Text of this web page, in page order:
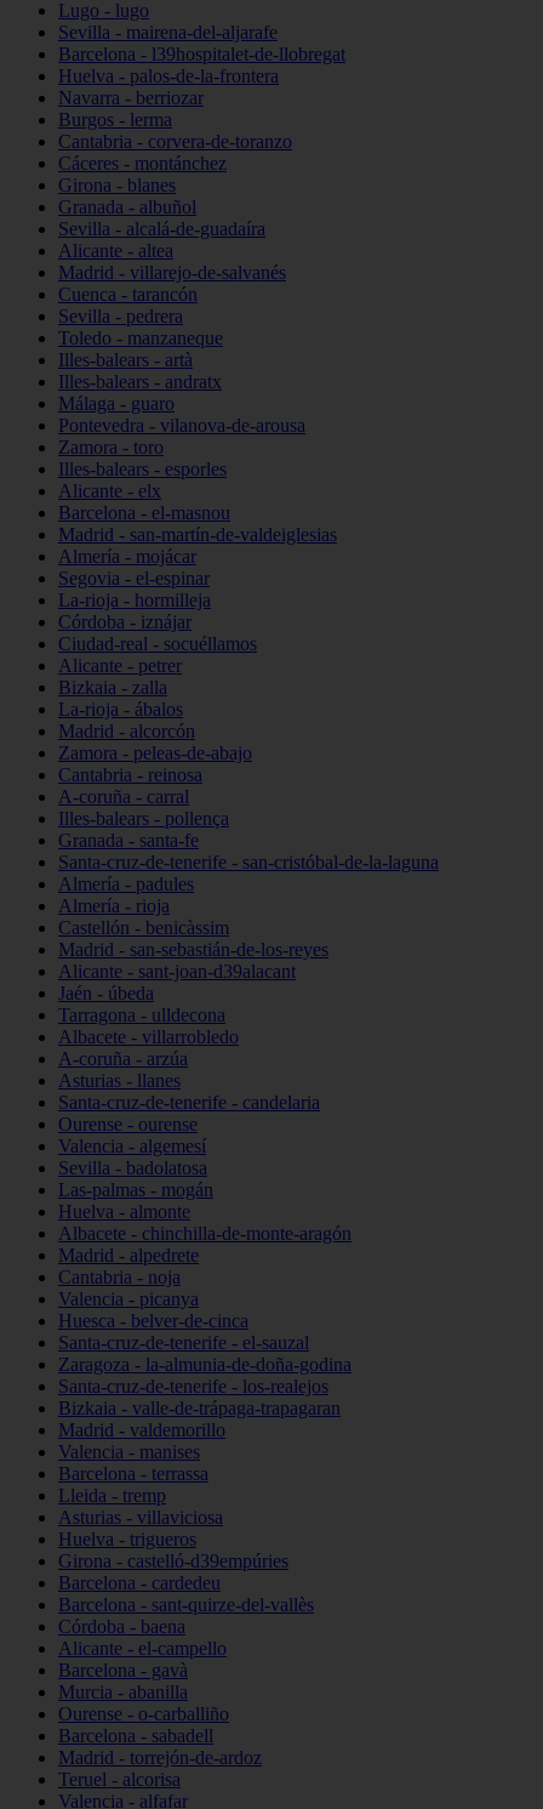
Lugo - lugo
Sevilla - mairena-del-aljarafe
Barcelona - l39hospitalet-de-llobregat
Huelva - palos-de-la-frontera
Navarra - berriozar
Burgos - lerma
Cantabria - corvera-de-toranzo
Cáceres - montánchez
Girona - blanes
Granada - albuñol
Sevilla - alcalá-de-guadaíra
Alicante - altea
Madrid - villarejo-de-salvanés
Cuenca - tarancón
Sevilla - pedrera
Toledo - manzaneque
Illes-balears - artà
Illes-balears - andratx
Málaga - guaro
Pontevedra - vilanova-de-arousa
Zamora - toro
Illes-balears - esporles
Alicante - elx
Barcelona - el-masnou
Madrid - san-martín-de-valdeiglesias
Almería - mojácar
Segovia - el-espinar
La-rioja - hormilleja
Córdoba - iznájar
Ciudad-real - socuéllamos
Alicante - petrer
Bizkaia - zalla
La-rioja - ábalos
Madrid - alcorcón
Zamora - peleas-de-abajo
Cantabria - reinosa
A-coruña - carral
Illes-balears - pollença
Granada - santa-fe
Santa-cruz-de-tenerife - san-cristóbal-de-la-laguna
Almería - padules
Almería - rioja
Castellón - benicàssim
Madrid - san-sebastián-de-los-reyes
Alicante - sant-joan-d39alacant
Jaén - úbeda
Tarragona - ulldecona
Albacete - villarrobledo
A-coruña - arzúa
Asturias - llanes
Santa-cruz-de-tenerife - candelaria
Ourense - ourense
Valencia - algemesí
Sevilla - badolatosa
Las-palmas - mogán
Huelva - almonte
Albacete - chinchilla-de-monte-aragón
Madrid - alpedrete
Cantabria - noja
Valencia - picanya
Huesca - belver-de-cinca
Santa-cruz-de-tenerife - el-sauzal
Zaragoza - la-almunia-de-doña-godina
Santa-cruz-de-tenerife - los-realejos
Bizkaia - valle-de-trápaga-trapagaran
Madrid - valdemorillo
Valencia - manises
Barcelona - terrassa
Lleida - tremp
Asturias - villaviciosa
Huelva - trigueros
Girona - castelló-d39empúries
Barcelona - cardedeu
Barcelona - sant-quirze-del-vallès
Córdoba - baena
Alicante - el-campello
Barcelona - gavà
Murcia - abanilla
Ourense - o-carballiño
Barcelona - sabadell
Madrid - torrejón-de-ardoz
Teruel - alcorisa
Valencia - alfafar